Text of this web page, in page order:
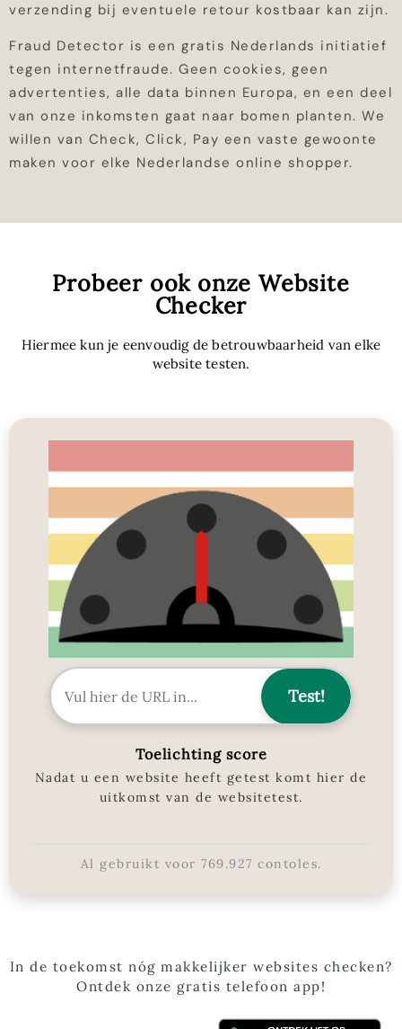
verzending bij eventuele retour kostbaar kan zijn.
Fraud Detector is een gratis Nederlands initiatief
tegen internetfraude. Geen cookies, geen
advertenties, alle data binnen Europa, en een deel
van onze inkomsten gaat naar bomen planten. We
willen van Check, Click, Pay een vaste gewoonte
maken voor elke Nederlandse online shopper.
Probeer ook onze Website
Checker
Hiermee kun je eenvoudig de betrouwbaarheid van elke
website testen.
Toelichting score
Nadat u een website heeft getest komt hier de
uitkomst van de websitetest.
Al gebruikt voor 769.927 contoles.
In de toekomst nóg makkelijker websites checken?
Ontdek onze gratis telefoon app!